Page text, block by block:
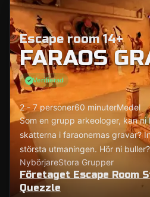
Escape room 14+
FARAOS
Verifierad
2 - 7 personer60 minuterMedel
Som en grupp arkeologer, kan
skatterna i faraonernas gravar?
största utmaningen. Hör ni
NybörjareStora Grupper
Företaget Escape Room
Quezzle